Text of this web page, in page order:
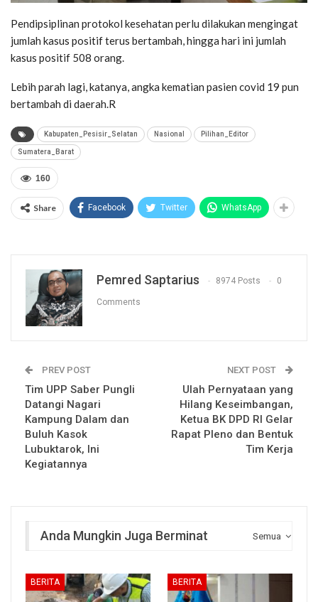
Pendipsiplinan protokol kesehatan perlu dilakukan mengingat
jumlah kasus positif terus bertambah, hingga hari ini jumlah
kasus positif 508 orang.
Lebih parah lagi, katanya, angka kematian pasien covid 19 pun
bertambah di daerah.R
Kabupaten_Pesisir_Selatan Nasional Pilihan_Editor
Sumatera_Barat
160
Share Facebook Twitter WhatsApp
Pemred Saptarius 8974 Posts 0
Comments
PREV POST
Tim UPP Saber Pungli
Datangi Nagari
Kampung Dalam dan
Buluh Kasok
Lubuktarok, Ini
Kegiatannya
NEXT POST
Ulah Pernyataan yang
Hilang Keseimbangan,
Ketua BK DPD RI Gelar
Rapat Pleno dan Bentuk
Tim Kerja
Semua
Anda Mungkin Juga Berminat
BERITA BERITA